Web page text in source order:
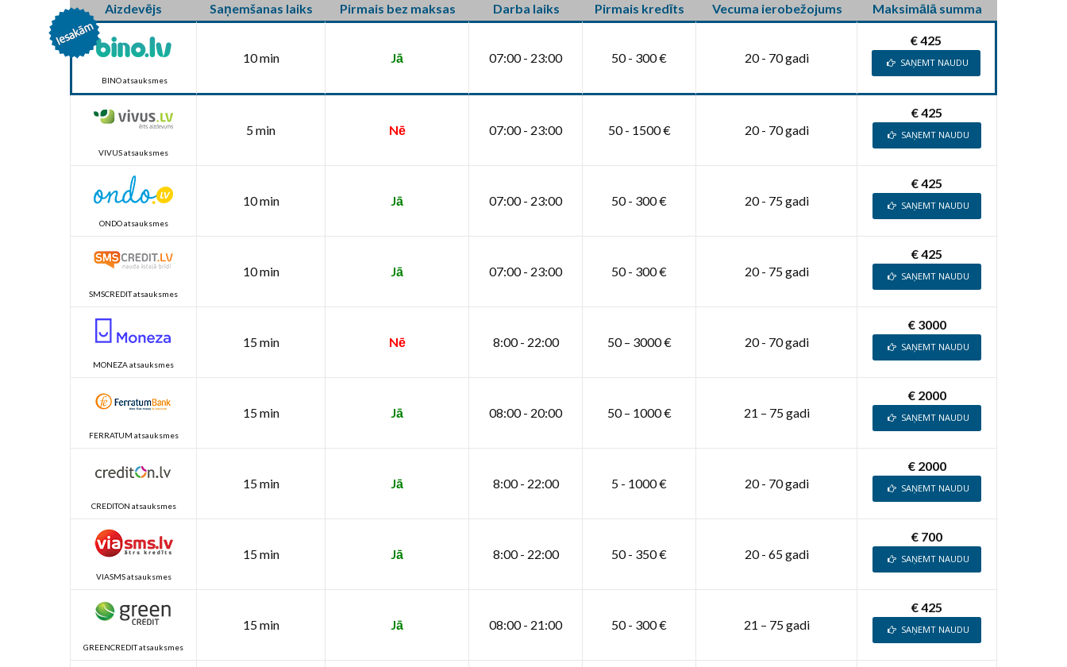
Aizdevējs Saņemšanas laiks Pirmais bez maksas Darba laiks Pirmais kredīts Vecuma ierobežojums Maksimālā summa
BINO atsauksmes
10 min Jā 07:00 - 23:00 50 - 300 € 20 - 70 gadi
€ 425
SAŅEMT NAUDU
VIVUS atsauksmes
5 min Nē 07:00 - 23:00 50 - 1500 € 20 - 70 gadi
€ 425
SAŅEMT NAUDU
ONDO atsauksmes
10 min Jā 07:00 - 23:00 50 - 300 € 20 - 75 gadi
€ 425
SAŅEMT NAUDU
SMSCREDIT atsauksmes
10 min Jā 07:00 - 23:00 50 - 300 € 20 - 75 gadi
€ 425
SAŅEMT NAUDU
MONEZA atsauksmes
15 min Nē 8:00 - 22:00 50 – 3000 € 20 - 70 gadi
€ 3000
SAŅEMT NAUDU
FERRATUM atsauksmes
15 min Jā 08:00 - 20:00 50 – 1000 € 21 – 75 gadi
€ 2000
SAŅEMT NAUDU
CREDITON atsauksmes
15 min Jā 8:00 - 22:00 5 - 1000 € 20 - 70 gadi
€ 2000
SAŅEMT NAUDU
VIASMS atsauksmes
15 min Jā 8:00 - 22:00 50 - 350 € 20 - 65 gadi
€ 700
SAŅEMT NAUDU
GREENCREDIT atsauksmes
15 min Jā 08:00 - 21:00 50 - 300 € 21 – 75 gadi
€ 425
SAŅEMT NAUDU